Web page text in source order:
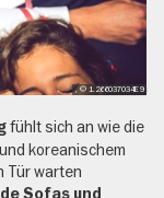
, © 1.266037034E9
fühlt sich an wie die
koreanischem
Tür warten